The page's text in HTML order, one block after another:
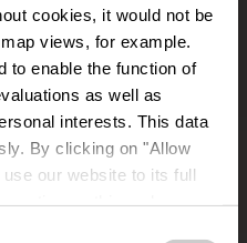
cookies, it would not be
views, for example.
to enable the function of
as well as
interests. This data
By clicking on "Allow
our website to its full
et
-
und